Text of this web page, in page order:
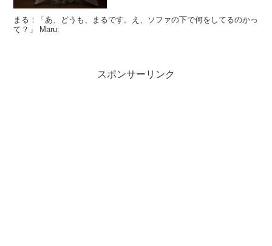
まる：「あ、どうも、まるです。え、ソファの下で何をしてるのかっ
て？」 Maru:
スポンサーリンク